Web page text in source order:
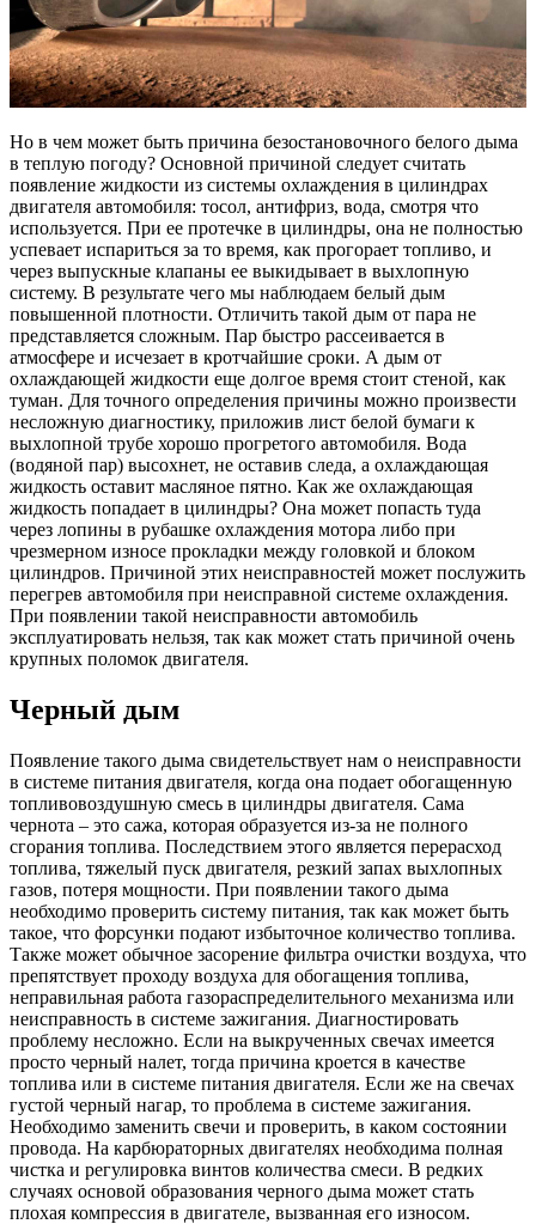
Но в чем может быть причина безостановочного белого дыма
в теплую погоду? Основной причиной следует считать
появление жидкости из системы охлаждения в цилиндрах
двигателя автомобиля: тосол, антифриз, вода, смотря что
используется. При ее протечке в цилиндры, она не полностью
успевает испариться за то время, как прогорает топливо, и
через выпускные клапаны ее выкидывает в выхлопную
систему. В результате чего мы наблюдаем белый дым
повышенной плотности. Отличить такой дым от пара не
представляется сложным. Пар быстро рассеивается в
атмосфере и исчезает в кротчайшие сроки. А дым от
охлаждающей жидкости еще долгое время стоит стеной, как
туман. Для точного определения причины можно произвести
несложную диагностику, приложив лист белой бумаги к
выхлопной трубе хорошо прогретого автомобиля. Вода
(водяной пар) высохнет, не оставив следа, а охлаждающая
жидкость оставит масляное пятно. Как же охлаждающая
жидкость попадает в цилиндры? Она может попасть туда
через лопины в рубашке охлаждения мотора либо при
чрезмерном износе прокладки между головкой и блоком
цилиндров. Причиной этих неисправностей может послужить
перегрев автомобиля при неисправной системе охлаждения.
При появлении такой неисправности автомобиль
эксплуатировать нельзя, так как может стать причиной очень
крупных поломок двигателя.
Черный дым
Появление такого дыма свидетельствует нам о неисправности
в системе питания двигателя, когда она подает обогащенную
топливовоздушную смесь в цилиндры двигателя. Сама
чернота – это сажа, которая образуется из-за не полного
сгорания топлива. Последствием этого является перерасход
топлива, тяжелый пуск двигателя, резкий запах выхлопных
газов, потеря мощности. При появлении такого дыма
необходимо проверить систему питания, так как может быть
такое, что форсунки подают избыточное количество топлива.
Также может обычное засорение фильтра очистки воздуха, что
препятствует проходу воздуха для обогащения топлива,
неправильная работа газораспределительного механизма или
неисправность в системе зажигания. Диагностировать
проблему несложно. Если на выкрученных свечах имеется
просто черный налет, тогда причина кроется в качестве
топлива или в системе питания двигателя. Если же на свечах
густой черный нагар, то проблема в системе зажигания.
Необходимо заменить свечи и проверить, в каком состоянии
провода. На карбюраторных двигателях необходима полная
чистка и регулировка винтов количества смеси. В редких
случаях основой образования черного дыма может стать
плохая компрессия в двигателе, вызванная его износом.